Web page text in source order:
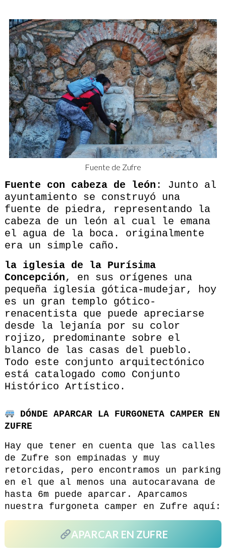
Fuente de Zufre
Fuente con cabeza de león : Junto al
ayuntamiento se construyó una
fuente de piedra, representando la
cabeza de un león al cual le emana
el agua de la boca. originalmente
era un simple caño.
la iglesia de la Purísima
Concepción, en sus orígenes una
pequeña iglesia gótica-mudejar, hoy
es un gran templo gótico-
renacentista que puede apreciarse
desde la lejanía por su color
rojizo, predominante sobre el
blanco de las casas del pueblo.
Todo este conjunto arquitectónico
está catalogado como Conjunto
Histórico Artístico.
DÓNDE APARCAR LA FURGONETA CAMPER EN
ZUFRE
Hay que tener en cuenta que las calles
de Zufre son empinadas y muy
retorcidas, pero encontramos un parking
en el que al menos una autocaravana de
hasta 6m puede aparcar. Aparcamos
nuestra furgoneta camper en Zufre aquí:
APARCAR EN ZUFRE